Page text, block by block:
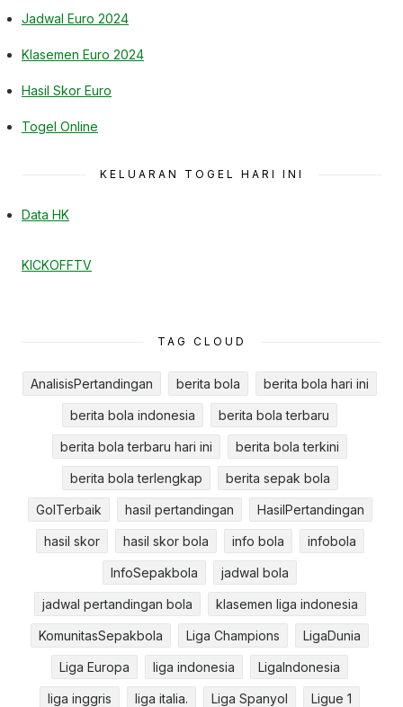
Jadwal Euro 2024
Klasemen Euro 2024
Hasil Skor Euro
Togel Online
KELUARAN TOGEL HARI INI
Data HK
KICKOFFTV
TAG CLOUD
AnalisisPertandingan berita bola berita bola hari ini
berita bola indonesia berita bola terbaru
berita bola terbaru hari ini berita bola terkini
berita bola terlengkap berita sepak bola
GolTerbaik hasil pertandingan HasilPertandingan
hasil skor hasil skor bola info bola infobola
InfoSepakbola jadwal bola
jadwal pertandingan bola klasemen liga indonesia
KomunitasSepakbola Liga Champions LigaDunia
Liga Europa liga indonesia LigaIndonesia
liga inggris liga italia. Liga Spanyol Ligue 1